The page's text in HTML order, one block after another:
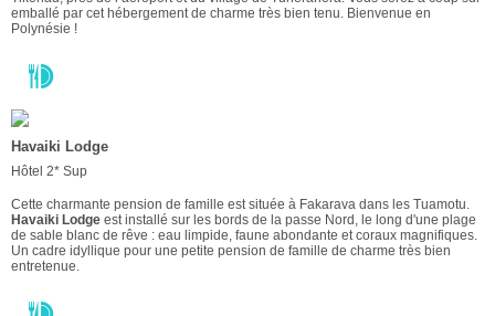
emballé par cet hébergement de charme très bien tenu. Bienvenue en
Polynésie !
Havaiki Lodge
Hôtel 2* Sup
Cette charmante pension de famille est située à Fakarava dans les Tuamotu.
Havaiki Lodge est installé sur les bords de la passe Nord, le long d'une plage
de sable blanc de rêve : eau limpide, faune abondante et coraux magnifiques.
Un cadre idyllique pour une petite pension de famille de charme très bien
entretenue.